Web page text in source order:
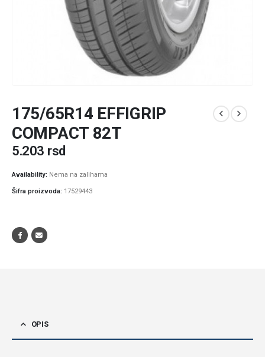
175/65R14 EFFIGRIP
COMPACT 82T
5.203 rsd
Availability: Nema na zalihama
Šifra proizvoda: 17529443
OPIS